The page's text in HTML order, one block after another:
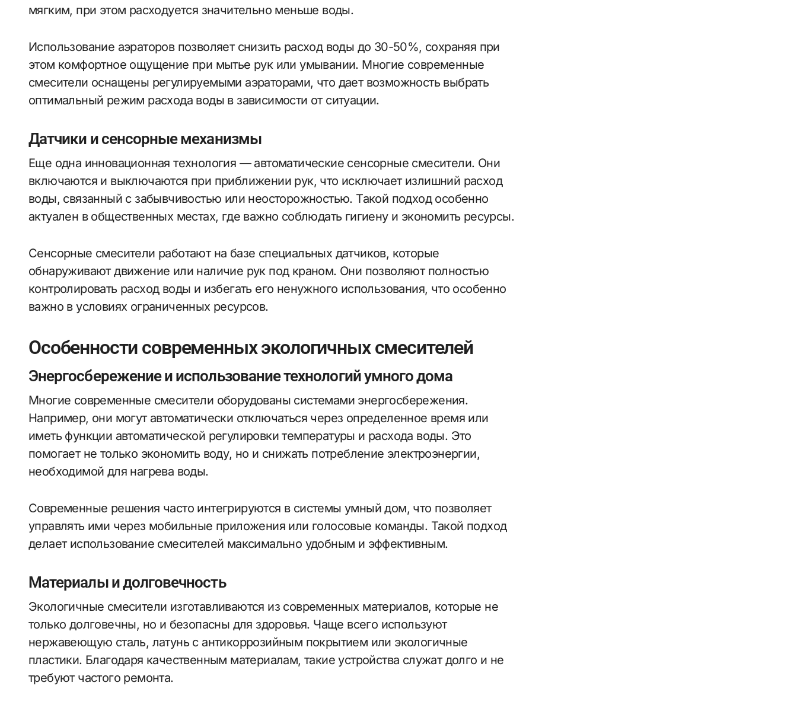
мягким, при этом расходуется значительно меньше воды.
Использование аэраторов позволяет снизить расход воды до 30-50%, сохраняя при
этом комфортное ощущение при мытье рук или умывании. Многие современные
смесители оснащены регулируемыми аэраторами, что дает возможность выбрать
оптимальный режим расхода воды в зависимости от ситуации.
Датчики и сенсорные механизмы
Еще одна инновационная технология — автоматические сенсорные смесители. Они
включаются и выключаются при приближении рук, что исключает излишний расход
воды, связанный с забывчивостью или неосторожностью. Такой подход особенно
актуален в общественных местах, где важно соблюдать гигиену и экономить ресурсы.
Сенсорные смесители работают на базе специальных датчиков, которые
обнаруживают движение или наличие рук под краном. Они позволяют полностью
контролировать расход воды и избегать его ненужного использования, что особенно
важно в условиях ограниченных ресурсов.
Особенности современных экологичных смесителей
Энергосбережение и использование технологий умного дома
Многие современные смесители оборудованы системами энергосбережения.
Например, они могут автоматически отключаться через определенное время или
иметь функции автоматической регулировки температуры и расхода воды. Это
помогает не только экономить воду, но и снижать потребление электроэнергии,
необходимой для нагрева воды.
Современные решения часто интегрируются в системы умный дом, что позволяет
управлять ими через мобильные приложения или голосовые команды. Такой подход
делает использование смесителей максимально удобным и эффективным.
Материалы и долговечность
Экологичные смесители изготавливаются из современных материалов, которые не
только долговечны, но и безопасны для здоровья. Чаще всего используют
нержавеющую сталь, латунь с антикоррозийным покрытием или экологичные
пластики. Благодаря качественным материалам, такие устройства служат долго и не
требуют частого ремонта.